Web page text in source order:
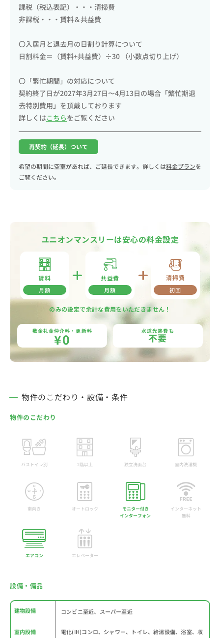
課税（税込表記）・・・清掃費
非課税・・・賃料＆共益費
〇入居月と退去月の日割り計算について
日割料金＝（賃料+共益費）÷30 （小数点切り上げ）
〇「繁忙期間」の対応について
契約終了日が2027年3月27日〜4月13日の場合「繁忙期退
去特別費用」を頂戴しております
詳しくはこちらをご覧ください
再契約（延長）ついて
希望の期間に空室があれば、ご延長できます。詳しくは料金プランを
ご覧ください。
ユニオンマンスリーは安心の料金設定
賃料
月額
共益費
月額
清掃費
初回
のみの設定で余計な費用をいただきません！
敷金礼金仲介料・更新料
¥0 水道光熱費も
不要
物件のこだわり・設備・条件
物件のこだわり
バストイレ別 2階以上 独立洗面台 室内洗濯機
南向き オートロック
モニター付き
インターフォン
インターネット
無料
エアコン エレベーター
設備・備品
建物設備 コンビニ至近、スーパー至近
室内設備
電化(IH)コンロ、シャワー、トイレ、給湯設備、浴室、収